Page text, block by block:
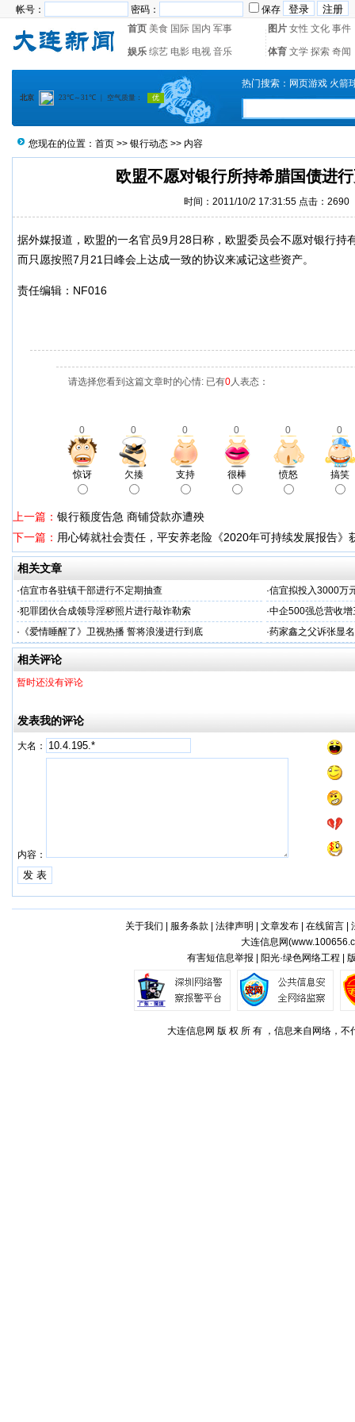
帐号： 密码：
保存
首页 美食 国际 国内 军事 图片 女性 文化 事件
娱乐 综艺 电影 电视 音乐 体育 文学 探索 奇闻
热门搜索： 网页游戏 火箭
您现在的位置： 首页 >> 银行动态 >> 内容
欧盟不愿对银行所持希腊国债进
时间：2011/10/2 17:31:55 点击：2690
据外媒报道，欧盟的一名官员9月28日称，欧盟委员会不愿对银行持
而只愿按照7月21日峰会上达成一致的协议来减记这些资产。
责任编辑：NF016
请选择您看到这篇文章时的心情: 已有0人表态：
0 0 0 0 0 0
惊讶 欠揍 支持 很棒 愤怒 搞笑
上一篇： 银行额度告急 商铺贷款亦遭殃
下一篇： 用心铸就社会责任，平安养老险《2020年可持续发展报告》
相关文章
·信宜市各驻镇干部进行不定期抽查 ·信宜拟投入3000万
·犯罪团伙合成领导淫秽照片进行敲诈勒索 ·中企500强总营收
· 《爱情睡醒了》卫视热播 誓将浪漫进行到底 ·药家鑫之父诉张显
相关评论
暂时还没有评论
发表我的评论
大名：
内容：
关于我们 服务条款 法律声明 文章发布| 在线留言|
大连信息网(
有害短信息举报 | 阳光·绿色网络工程 |
大连信息网 版 权 所 有 ，信息来自网络，